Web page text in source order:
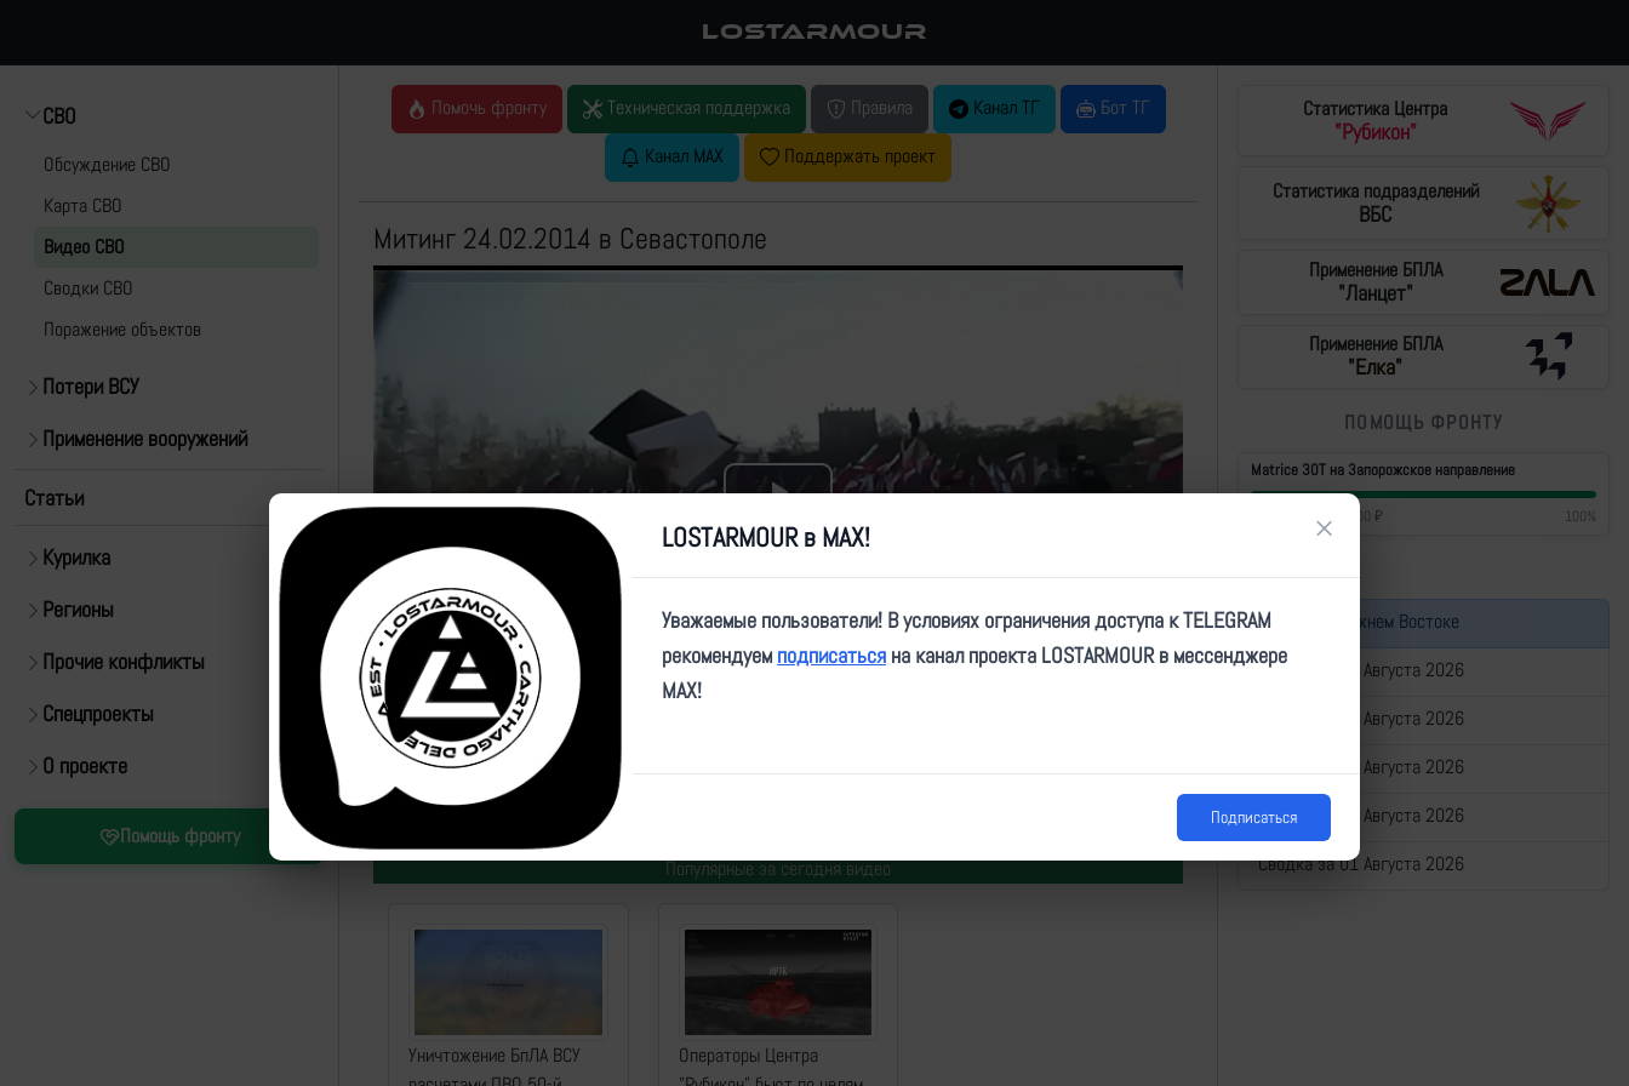
LOSTARMOUR
СВО
Обсуждение СВО
Карта СВО
Видео СВО
Cводки СВО
Поражение объектов
Потери ВСУ
Применение вооружений
Статьи
Курилка
Регионы
Прочие конфликты
Спецпроекты
О проекте
Помощь фронту
Помочь фронту Техническая поддержка Правила Канал ТГ
Бот ТГ
Канал MAX
Поддержать проект
Митинг 24.02.2014 в Севастополе
Play
Video
Источник:https://t.me/talipovonlineV/19011
| Автор:
Популярные за сегодня видео
Уничтожение БпЛА ВСУ
Операторы Центра
Статистика Центра
"Рубикон"
Статистика подразделений
ВБС
Применение БПЛА
"Ланцет"
Применение БПЛА
"Елка"
ПОМОЩЬ ФРОНТУ
Matrice 30T на Запорожское направление
/ 500 000 ₽ 100%
Война на Ближнем Востоке
Сводка за 05 Августа 2026
Сводка за 04 Августа 2026
Сводка за 03 Августа 2026
Сводка за 02 Августа 2026
Сводка за 01 Августа 2026
LOSTARMOUR в MAX! ×
Уважаемые пользователи! В условиях ограничения доступа к TELEGRAM
рекомендуем подписаться на канал проекта LOSTARMOUR в мессенджере
MAX!
Подписаться